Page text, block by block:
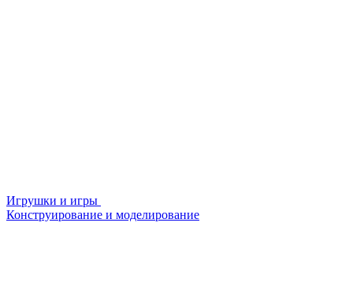
Игрушки и игры
Конструирование и моделирование